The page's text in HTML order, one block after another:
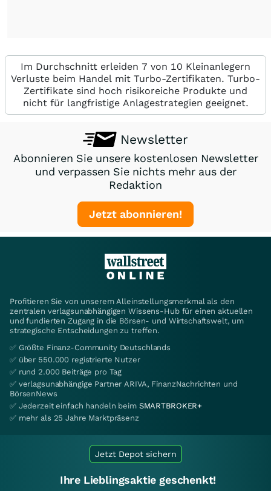
Im Durchschnitt erleiden 7 von 10 Kleinanlegern
Verluste beim Handel mit Turbo-Zertifikaten. Turbo-
Zertifikate sind hoch risikoreiche Produkte und
nicht für langfristige Anlagestrategien geeignet.
Newsletter
Abonnieren Sie unsere kostenlosen Newsletter
und verpassen Sie nichts mehr aus der
Redaktion
Jetzt abonnieren!
Profitieren Sie von unserem Alleinstellungsmerkmal als den
zentralen verlagsunabhängigen Wissens-Hub für einen aktuellen
und fundierten Zugang in die Börsen- und Wirtschaftswelt, um
strategische Entscheidungen zu treffen.
✅ Größte Finanz-Community Deutschlands
✅ über 550.000 registrierte Nutzer
✅ rund 2.000 Beiträge pro Tag
✅ verlagsunabhängige Partner ARIVA, FinanzNachrichten und
BörsenNews
✅ Jederzeit einfach handeln beim SMARTBROKER+
✅ mehr als 25 Jahre Marktpräsenz
Jetzt Depot sichern
Ihre Lieblingsaktie geschenkt!